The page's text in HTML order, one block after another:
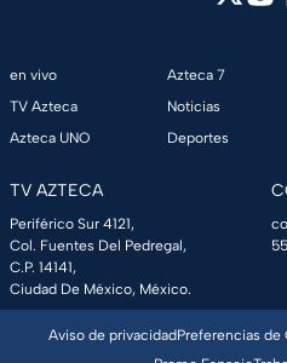
en vivo
TV Azteca
Azteca UNO
Azteca 7
Noticias
Deportes
TV AZTECA
Periférico Sur 4121,
Col. Fuentes Del Pedregal,
C.P. 14141,
Ciudad De México, México.
Aviso de privacidadPreferencias de